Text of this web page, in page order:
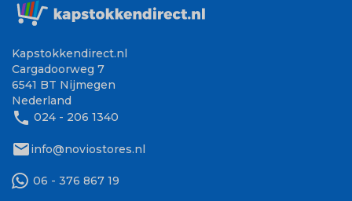
Kapstokkendirect.nl
Cargadoorweg 7
6541 BT Nijmegen
Nederland
phone 024 - 206 1340
mailinfo@noviostores.nl
06 - 376 867 19